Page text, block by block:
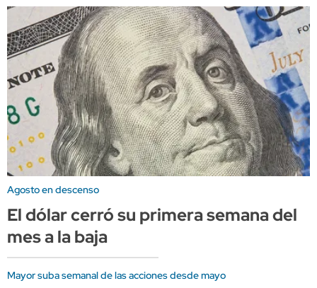
Agosto en descenso
El dólar cerró su primera semana del
mes a la baja
Mayor suba semanal de las acciones desde mayo